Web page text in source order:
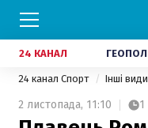
24 КАНАЛ
24 канал Спорт Інші
2 листопада, 11:10 1